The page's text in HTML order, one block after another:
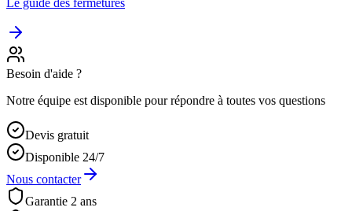
Le guide des fermetures
Besoin d'aide ?
Notre équipe est disponible pour répondre à toutes vos questions
Devis gratuit
Disponible 24/7
Nous contacter
Garantie 2 ans